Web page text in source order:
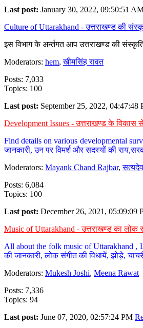
Last post: January 30, 2022, 09:50:51
Culture of Uttarakhand - उत्तराखण्ड की
इस विभाग के अर्न्तगत आप उत्तराखण्ड की
Moderators: hem,खीमसिंह रावत
Posts: 7,033
Topics: 100
Last post: September 25, 2022, 04:47:48
Development Issues - उत्तराखण्ड के विकास
Find details on various developmental
जानकारी, उन पर विमर्श और सदस्यों की
Moderators: Mayank Chand Rajbar,
Posts: 6,084
Topics: 100
Last post: December 26, 2021, 05:09:09
Music of Uttarakhand - उत्तराखण्ड का लोक
All about the folk music of Uttarakhand ,
की जानकारी, लोक संगीत की विधायें, झोड़े,
Moderators: Mukesh Joshi, Meena Rawat
Posts: 7,336
Topics: 94
Last post: June 07, 2020, 02:57:24 PM